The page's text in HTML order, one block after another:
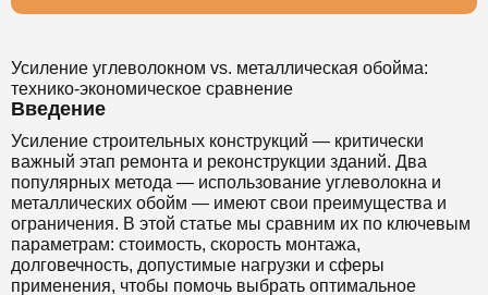
Усиление углеволокном vs. металлическая обойма:
технико-экономическое сравнение
Введение
Усиление строительных конструкций — критически
важный этап ремонта и реконструкции зданий. Два
популярных метода — использование углеволокна и
металлических обойм — имеют свои преимущества и
ограничения. В этой статье мы сравним их по ключевым
параметрам: стоимость, скорость монтажа,
долговечность, допустимые нагрузки и сферы
применения, чтобы помочь выбрать оптимальное